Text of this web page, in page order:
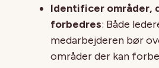
Identificer områder,
forbedres: Både
medarbejderen bør
områder der kan